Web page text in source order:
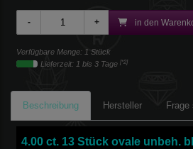
in den
Verfügbare Menge: 1 Stück
Lieferzeit: 1 bis 3 Tage [*2]
Beschreibung Hersteller Frage
4.00 ct. 13 Stück ovale unbeh.